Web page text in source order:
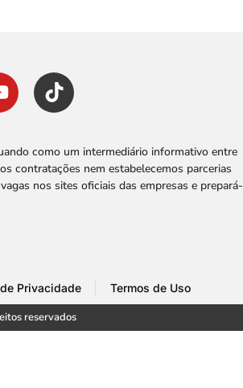
como um intermediário informativo entre
contratações nem estabelecemos parcerias
nos sites oficiais das empresas e prepará-
Privacidade Termos de Uso
reservados